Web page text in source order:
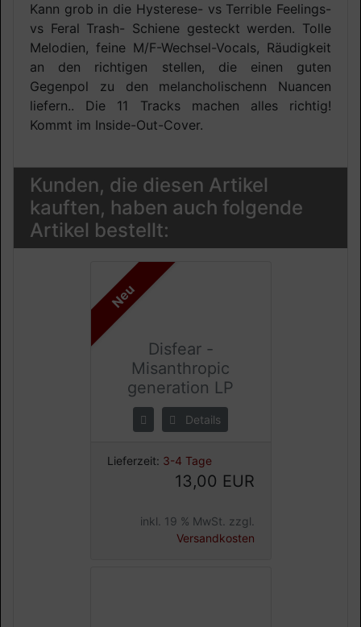
Kann grob in die Hysterese- vs Terrible Feelings-
vs Feral Trash- Schiene gesteckt werden. Tolle
Melodien, feine M/F-Wechsel-Vocals, Räudigkeit
an den richtigen stellen, die einen guten
Gegenpol zu den melancholischenn Nuancen
liefern.. Die 11 Tracks machen alles richtig!
Kommt im Inside-Out-Cover.
Kunden, die diesen Artikel
kauften, haben auch folgende
Artikel bestellt:
Neu
Disfear -
Misanthropic
generation LP
Details
Lieferzeit: 3-4 Tage
13,00 EUR
inkl. 19 % MwSt. zzgl.
Versandkosten